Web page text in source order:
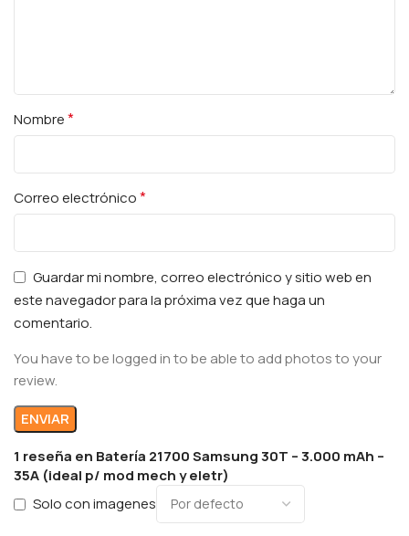
1 reseña en Batería 21700 Samsung 30T – 3.000 mAh –
35A (ideal p/ mod mech y eletr)
Solo con imagenes
Nombre*
Correo electrónico*
Guardar mi nombre, correo electrónico y sitio web en
este navegador para la próxima vez que haga un
comentario.
You have to be logged in to be able to add photos to your
review.